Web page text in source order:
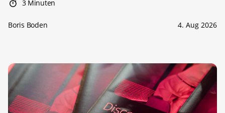
3 Minuten
Boris Boden 4. Aug 2026